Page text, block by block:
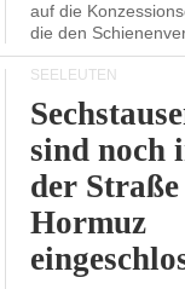
auf die
die den
SEELEUTEN
sind noch
der
Hormuz